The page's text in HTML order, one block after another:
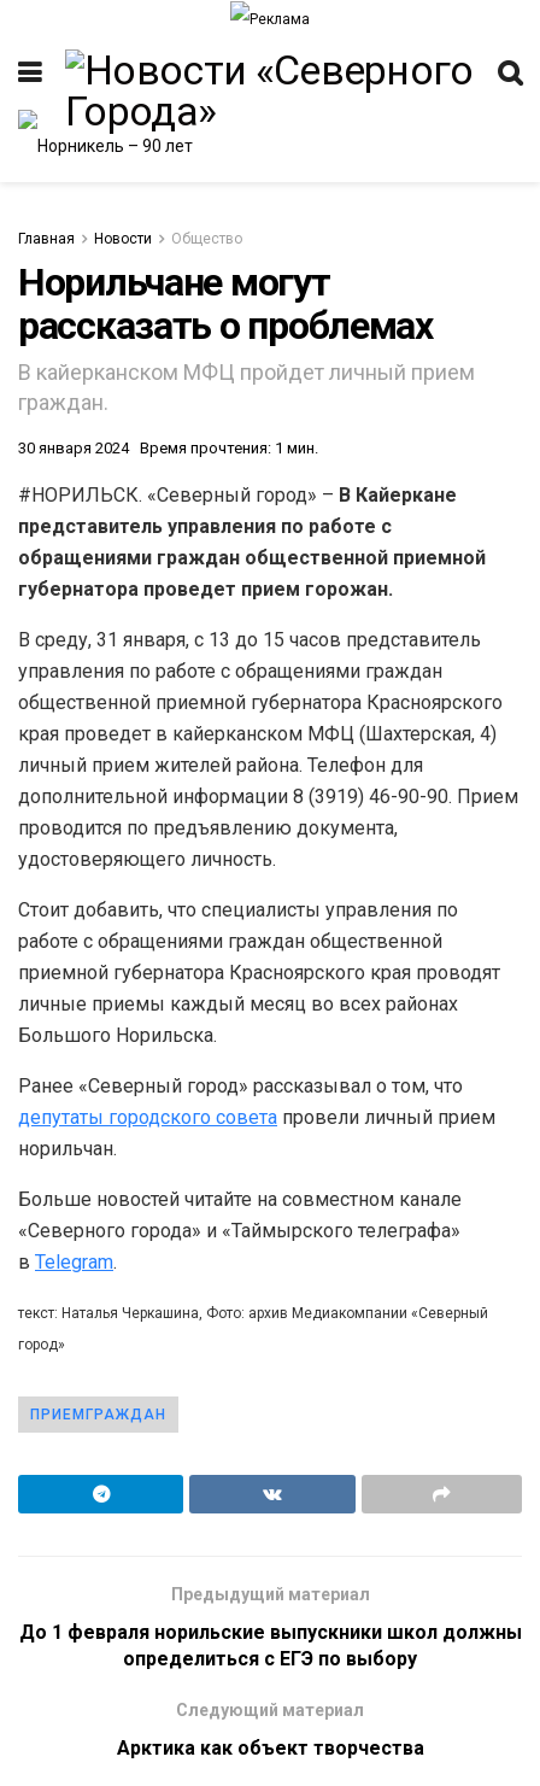
Главная Новости Общество
Норильчане могут
рассказать о проблемах
В кайерканском МФЦ пройдет личный прием
граждан.
30 января 2024 Время прочтения: 1 мин.
#НОРИЛЬСК. «Северный город» – В Кайеркане
представитель управления по работе с
обращениями граждан общественной приемной
губернатора проведет прием горожан.
В среду, 31 января, с 13 до 15 часов представитель
управления по работе с обращениями граждан
общественной приемной губернатора Красноярского
края проведет в кайерканском МФЦ (Шахтерская, 4)
личный прием жителей района. Телефон для
дополнительной информации 8 (3919) 46-90-90. Прием
проводится по предъявлению документа,
удостоверяющего личность.
Стоит добавить, что специалисты управления по
работе с обращениями граждан общественной
приемной губернатора Красноярского края проводят
личные приемы каждый месяц во всех районах
Большого Норильска.
Ранее «Северный город» рассказывал о том, что
депутаты городского совета провели личный прием
норильчан.
Больше новостей читайте на совместном канале
«Северного города» и «Таймырского телеграфа»
в Telegram.
текст: Наталья Черкашина, Фото: архив Медиакомпании «Северный
город»
ПРИЕМГРАЖДАН
Предыдущий материал
До 1 февраля норильские выпускники школ должны
определиться с ЕГЭ по выбору
Следующий материал
Арктика как объект творчества